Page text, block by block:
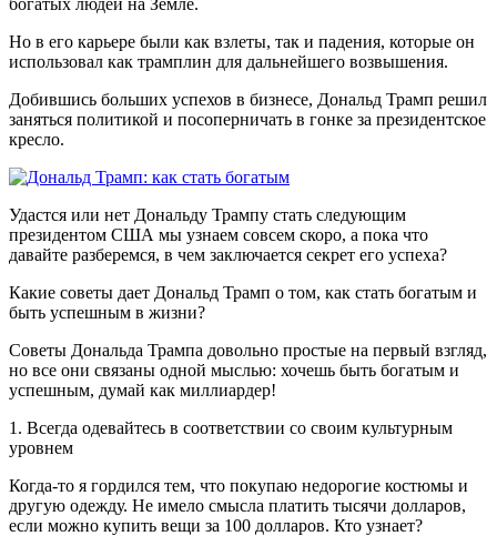
Но в его карьере были как взлеты, так и падения, которые он
использовал как трамплин для дальнейшего возвышения.
Добившись больших успехов в бизнесе, Дональд Трамп решил
заняться политикой и посоперничать в гонке за президентское
кресло.
Удастся или нет Дональду Трампу стать следующим
президентом США мы узнаем совсем скоро, а пока что
давайте разберемся, в чем заключается секрет его успеха?
Какие советы дает Дональд Трамп о том, как стать богатым и
быть успешным в жизни?
Советы Дональда Трампа довольно простые на первый взгляд,
но все они связаны одной мыслью: хочешь быть богатым и
успешным, думай как миллиардер!
1. Всегда одевайтесь в соответствии со своим культурным
уровнем
Когда-то я гордился тем, что покупаю недорогие костюмы и
другую одежду. Не имело смысла платить тысячи долларов,
если можно купить вещи за 100 долларов. Кто узнает?